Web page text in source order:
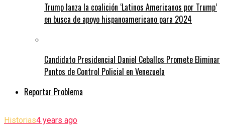
Trump lanza la coalición ‘Latinos Americanos por Trump’
en busca de apoyo hispanoamericano para 2024
Candidato Presidencial Daniel Ceballos Promete Eliminar
Puntos de Control Policial en Venezuela
Reportar Problema
Historias4 years ago